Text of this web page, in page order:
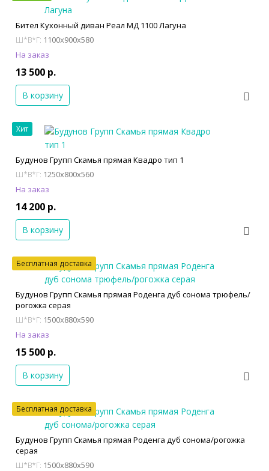
Бител Кухонный диван Реал МД 1100 Лагуна
Ш*В*Г: 1100x900x580
На заказ
13 500 р.
В корзину
Хит
Будунов Групп Скамья прямая Квадро тип 1
Ш*В*Г: 1250x800x560
На заказ
14 200 р.
В корзину
Бесплатная доставка
Будунов Групп Скамья прямая Роденга дуб сонома трюфель/
рогожка серая
Ш*В*Г: 1500x880x590
На заказ
15 500 р.
В корзину
Бесплатная доставка
Будунов Групп Скамья прямая Роденга дуб сонома/рогожка
серая
Ш*В*Г: 1500x880x590